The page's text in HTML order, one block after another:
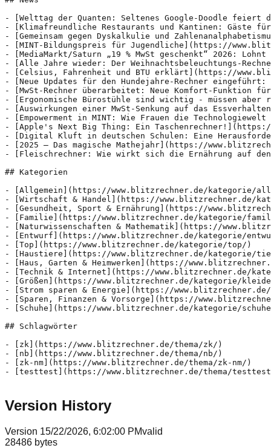
Version History
Version 15/22/2026, 6:02:00 PMvalid
28486 bytes